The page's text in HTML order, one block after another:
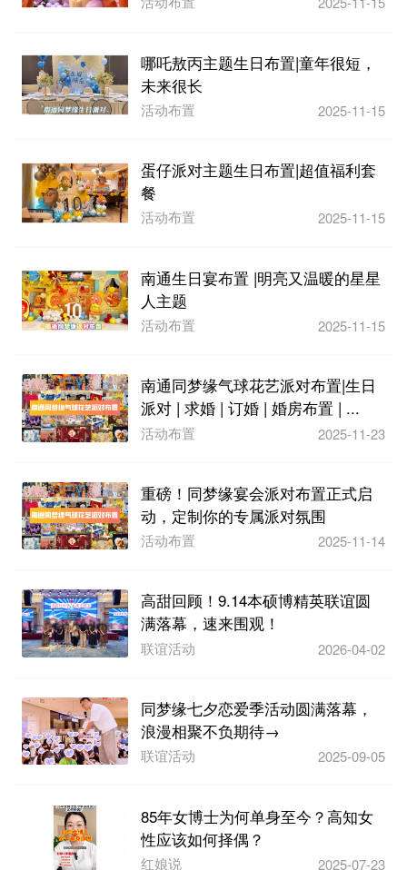
哪吒敖丙主题生日布置|童年很短，
未来很长
活动布置 2025-11-15
蛋仔派对主题生日布置|超值福利套
餐
活动布置 2025-11-15
南通生日宴布置 |明亮又温暖的星星
人主题
活动布置 2025-11-15
南通同梦缘气球花艺派对布置|生日
派对 | 求婚 | 订婚 | 婚房布置 | ...
活动布置 2025-11-23
重磅！同梦缘宴会派对布置正式启
动，定制你的专属派对氛围
活动布置 2025-11-14
高甜回顾！9.14本硕博精英联谊圆
满落幕，速来围观！
联谊活动 2026-04-02
同梦缘七夕恋爱季活动圆满落幕，
浪漫相聚不负期待→
联谊活动 2025-09-05
85年女博士为何单身至今？高知女
性应该如何择偶？
红娘说 2025-07-23